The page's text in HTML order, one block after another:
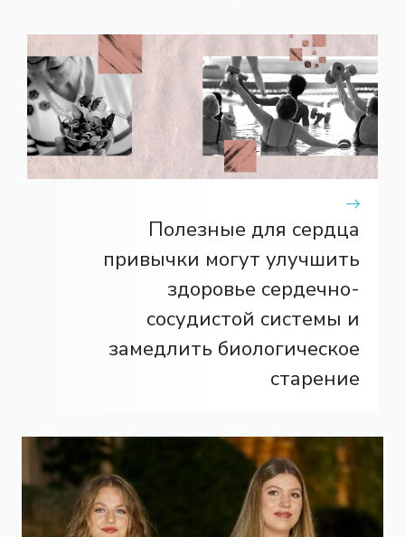
Полезные для сердца
привычки могут улучшить
здоровье сердечно-
сосудистой системы и
замедлить биологическое
старение